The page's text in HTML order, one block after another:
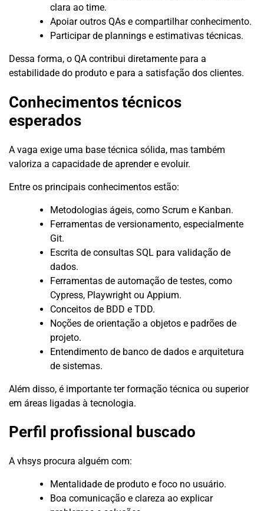
clara ao time.
Apoiar outros QAs e compartilhar conhecimento.
Participar de plannings e estimativas técnicas.
Dessa forma, o QA contribui diretamente para a
estabilidade do produto e para a satisfação dos clientes.
Conhecimentos técnicos
esperados
A vaga exige uma base técnica sólida, mas também
valoriza a capacidade de aprender e evoluir.
Entre os principais conhecimentos estão:
Metodologias ágeis, como Scrum e Kanban.
Ferramentas de versionamento, especialmente
Git.
Escrita de consultas SQL para validação de
dados.
Ferramentas de automação de testes, como
Cypress, Playwright ou Appium.
Conceitos de BDD e TDD.
Noções de orientação a objetos e padrões de
projeto.
Entendimento de banco de dados e arquitetura
de sistemas.
Além disso, é importante ter formação técnica ou superior
em áreas ligadas à tecnologia.
Perfil profissional buscado
A vhsys procura alguém com:
Mentalidade de produto e foco no usuário.
Boa comunicação e clareza ao explicar